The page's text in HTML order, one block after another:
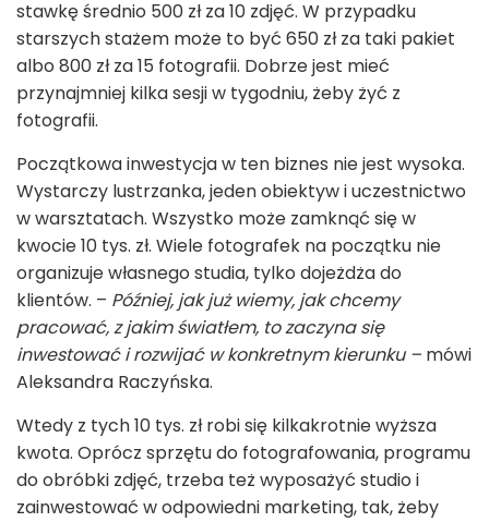
stawkę średnio 500 zł za 10 zdjęć. W przypadku
starszych stażem może to być 650 zł za taki pakiet
albo 800 zł za 15 fotografii. Dobrze jest mieć
przynajmniej kilka sesji w tygodniu, żeby żyć z
fotografii.
Początkowa inwestycja w ten biznes nie jest wysoka.
Wystarczy lustrzanka, jeden obiektyw i uczestnictwo
w warsztatach. Wszystko może zamknąć się w
kwocie 10 tys. zł. Wiele fotografek na początku nie
organizuje własnego studia, tylko dojeżdża do
klientów. – Później, jak już wiemy, jak chcemy
pracować, z jakim światłem, to zaczyna się
inwestować i rozwijać w konkretnym kierunku – mówi
Aleksandra Raczyńska.
Wtedy z tych 10 tys. zł robi się kilkakrotnie wyższa
kwota. Oprócz sprzętu do fotografowania, programu
do obróbki zdjęć, trzeba też wyposażyć studio i
zainwestować w odpowiedni marketing, tak, żeby